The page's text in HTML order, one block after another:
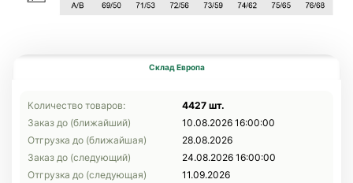
Склад Европа
Количество товаров:
4427 шт.
Заказ до (ближайший)
10.08.2026 16:00:00
Отгрузка до (ближайшая)
28.08.2026
Заказ до (следующий)
24.08.2026 16:00:00
Отгрузка до (следующая)
11.09.2026